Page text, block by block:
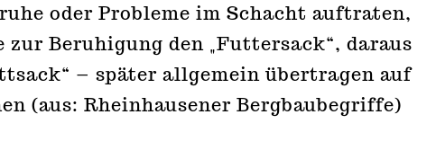
oder Probleme im Schacht auftraten,
zur Beruhigung den „Futtersack“, daraus
– später allgemein übertragen auf
(aus: Rheinhausener Bergbaubegriffe)